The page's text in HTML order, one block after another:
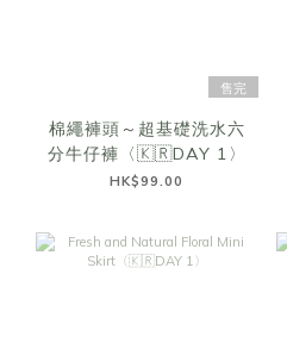
售完
棉繩褲頭～超基礎洗水六
分牛仔褲〈🇰🇷DAY 1〉
HK$99.00